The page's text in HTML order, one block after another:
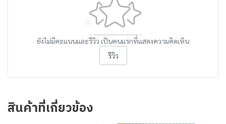
ยังไม่มีคะแนนและรีวิว เป็นคนแรกที่แสดงความคิดเห็น
รีวิว
สินค้าที่เกี่ยวข้อง